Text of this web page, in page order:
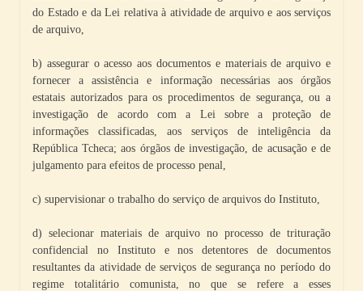
do Estado e da Lei relativa à atividade de arquivo e aos serviços
de arquivo,
b) assegurar o acesso aos documentos e materiais de arquivo e
fornecer a assistência e informação necessárias aos órgãos
estatais autorizados para os procedimentos de segurança, ou a
investigação de acordo com a Lei sobre a proteção de
informações classificadas, aos serviços de inteligência da
República Tcheca; aos órgãos de investigação, de acusação e de
julgamento para efeitos de processo penal,
c) supervisionar o trabalho do serviço de arquivos do Instituto,
d) selecionar materiais de arquivo no processo de trituração
confidencial no Instituto e nos detentores de documentos
resultantes da atividade de serviços de segurança no período do
regime totalitário comunista, no que se refere a esses